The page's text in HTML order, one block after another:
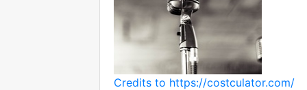
Credits to https://costculator.com/